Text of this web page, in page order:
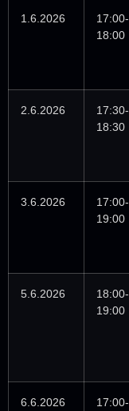
1.6.2026
17:00-
18:00
2.6.2026
17:30-
18:30
3.6.2026
17:00-
19:00
5.6.2026
18:00-
19:00
6.6.2026 17:00-